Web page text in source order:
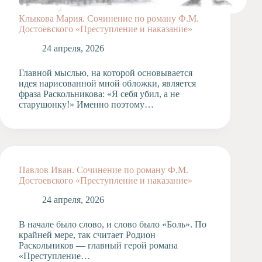
Клыкова Мария. Сочинение по роману Ф.М.
Достоевского «Преступление и наказание»
24 апреля, 2026
Главной мыслью, на которой основывается
идея нарисованной мной обложки, является
фраза Раскольникова: «Я себя убил, а не
старушонку!» Именно поэтому…
Павлов Иван. Сочинение по роману Ф.М.
Достоевского «Преступление и наказание»
24 апреля, 2026
В начале было слово, и слово было «Боль». По
крайней мере, так считает Родион
Раскольников — главный герой романа
«Преступление…